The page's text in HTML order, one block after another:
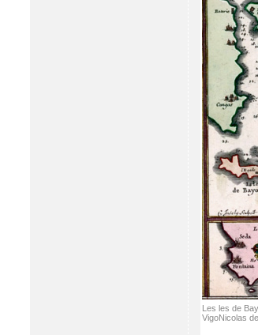
Les les de
VigoNicolas